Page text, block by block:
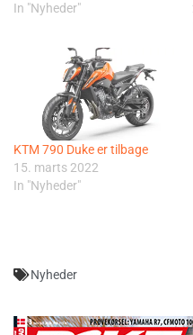
In "Nyheder"
KTM 790 Duke er tilbage
15. marts 2022
In "Nyheder"
Nyheder